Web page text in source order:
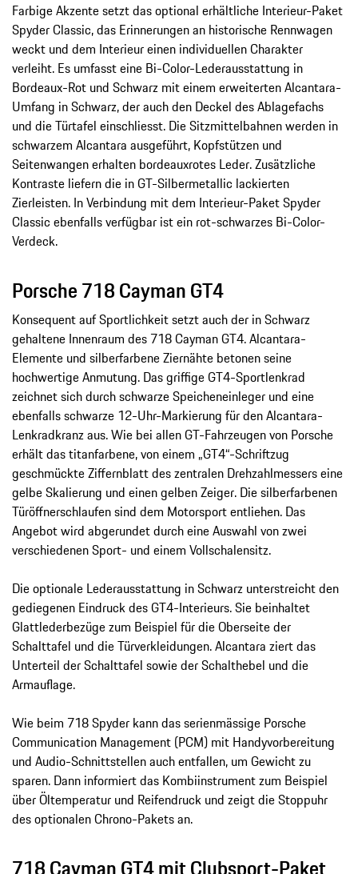
Farbige Akzente setzt das optional erhältliche Interieur-Paket
Spyder Classic, das Erinnerungen an historische Rennwagen
weckt und dem Interieur einen individuellen Charakter
verleiht. Es umfasst eine Bi-Color-Lederausstattung in
Bordeaux-Rot und Schwarz mit einem erweiterten Alcantara-
Umfang in Schwarz, der auch den Deckel des Ablagefachs
und die Türtafel einschliesst. Die Sitzmittelbahnen werden in
schwarzem Alcantara ausgeführt, Kopfstützen und
Seitenwangen erhalten bordeauxrotes Leder. Zusätzliche
Kontraste liefern die in GT-Silbermetallic lackierten
Zierleisten. In Verbindung mit dem Interieur-Paket Spyder
Classic ebenfalls verfügbar ist ein rot-schwarzes Bi-Color-
Verdeck.
Porsche 718 Cayman GT4
Konsequent auf Sportlichkeit setzt auch der in Schwarz
gehaltene Innenraum des 718 Cayman GT4. Alcantara-
Elemente und silberfarbene Ziernähte betonen seine
hochwertige Anmutung. Das griffige GT4-Sportlenkrad
zeichnet sich durch schwarze Speicheneinleger und eine
ebenfalls schwarze 12-Uhr-Markierung für den Alcantara-
Lenkradkranz aus. Wie bei allen GT-Fahrzeugen von Porsche
erhält das titanfarbene, von einem „GT4“-Schriftzug
geschmückte Ziffernblatt des zentralen Drehzahlmessers eine
gelbe Skalierung und einen gelben Zeiger. Die silberfarbenen
Türöffnerschlaufen sind dem Motorsport entliehen. Das
Angebot wird abgerundet durch eine Auswahl von zwei
verschiedenen Sport- und einem Vollschalensitz.
Die optionale Lederausstattung in Schwarz unterstreicht den
gediegenen Eindruck des GT4-Interieurs. Sie beinhaltet
Glattlederbezüge zum Beispiel für die Oberseite der
Schalttafel und die Türverkleidungen. Alcantara ziert das
Unterteil der Schalttafel sowie der Schalthebel und die
Armauflage.
Wie beim 718 Spyder kann das serienmässige Porsche
Communication Management (PCM) mit Handyvorbereitung
und Audio-Schnittstellen auch entfallen, um Gewicht zu
sparen. Dann informiert das Kombiinstrument zum Beispiel
über Öltemperatur und Reifendruck und zeigt die Stoppuhr
des optionalen Chrono-Pakets an.